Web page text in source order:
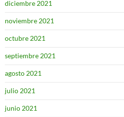
diciembre 2021
noviembre 2021
octubre 2021
septiembre 2021
agosto 2021
julio 2021
junio 2021